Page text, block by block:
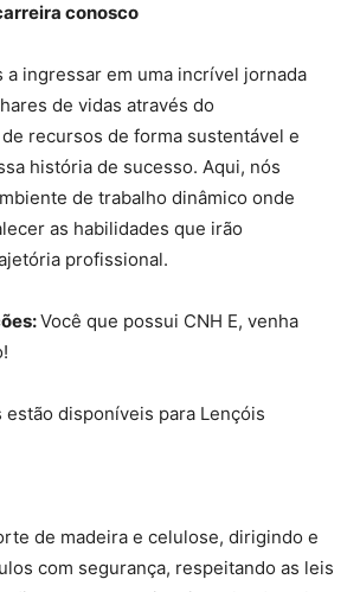
conosco
a ingressar em uma incrível jornada
de vidas através do
recursos de forma sustentável e
história de sucesso. Aqui, nós
de trabalho dinâmico onde
as habilidades que irão
profissional.
Você que possui CNH E, venha
disponíveis para Lençóis
de madeira e celulose, dirigindo e
com segurança, respeitando as leis